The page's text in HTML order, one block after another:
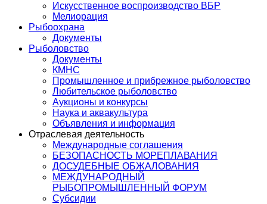
Искусственное воспроизводство ВБР
Мелиорация
Рыбоохрана
Документы
Рыболовство
Документы
КМНС
Промышленное и прибрежное рыболовство
Любительское рыболовство
Аукционы и конкурсы
Наука и аквакультура
Объявления и информация
Отраслевая деятельность
Международные соглашения
БЕЗОПАСНОСТЬ МОРЕПЛАВАНИЯ
ДОСУДЕБНЫЕ ОБЖАЛОВАНИЯ
МЕЖДУНАРОДНЫЙ
РЫБОПРОМЫШЛЕННЫЙ ФОРУМ
Субсидии